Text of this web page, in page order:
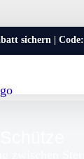
sichern | Code: